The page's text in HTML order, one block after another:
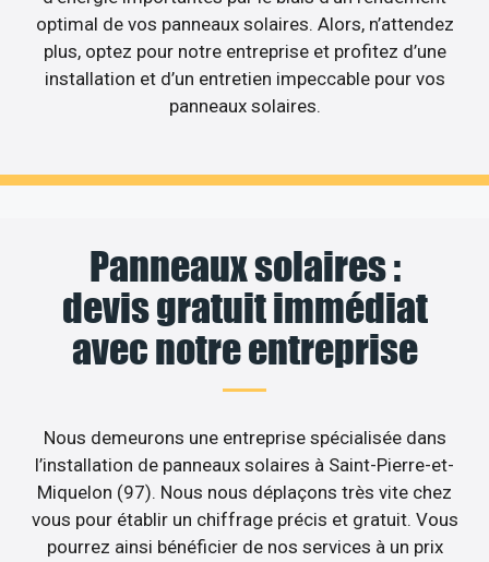
optimal de vos panneaux solaires. Alors, n’attendez
plus, optez pour notre entreprise et profitez d’une
installation et d’un entretien impeccable pour vos
panneaux solaires.
Panneaux solaires :
devis gratuit immédiat
avec notre entreprise
Nous demeurons une entreprise spécialisée dans
l’installation de panneaux solaires à Saint-Pierre-et-
Miquelon (97). Nous nous déplaçons très vite chez
vous pour établir un chiffrage précis et gratuit. Vous
pourrez ainsi bénéficier de nos services à un prix